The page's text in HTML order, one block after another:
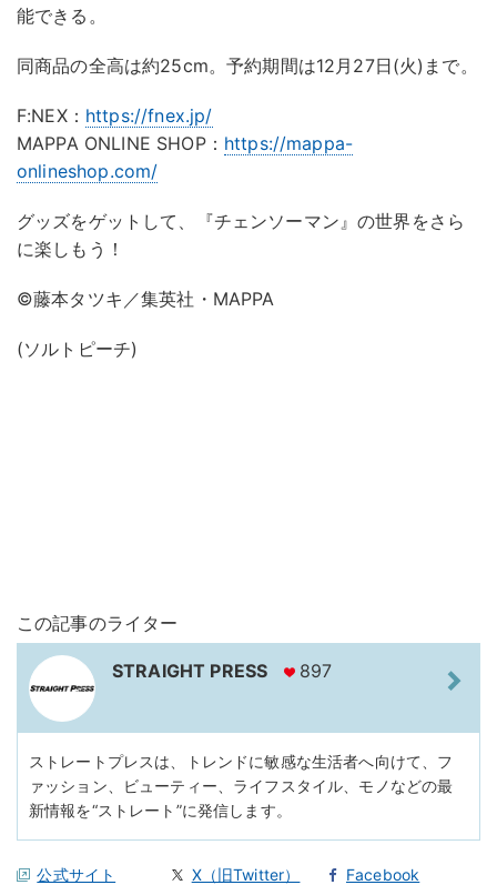
能できる。
同商品の全高は約25cm。予約期間は12月27日(火)まで。
F:NEX： https://fnex.jp/
MAPPA ONLINE SHOP： https://mappa-
onlineshop.com/
グッズをゲットして、『チェンソーマン』の世界をさら
に楽しもう！
©️藤本タツキ／集英社・MAPPA
(ソルトピーチ)
この記事のライター
STRAIGHT PRESS 897
ストレートプレスは、トレンドに敏感な生活者へ向けて、フ
ァッション、ビューティー、ライフスタイル、モノなどの最
新情報を“ストレート”に発信します。
公式サイト X（旧Twitter） Facebook